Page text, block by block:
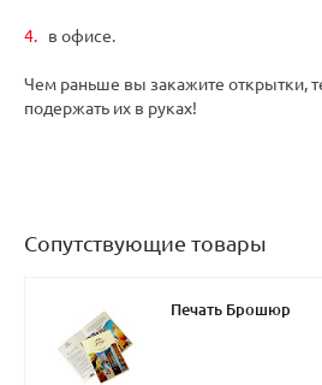
в офисе.
Чем раньше вы закажите открытки,
подержать их в руках!
Сопутствующие товары
Печать Брошюр